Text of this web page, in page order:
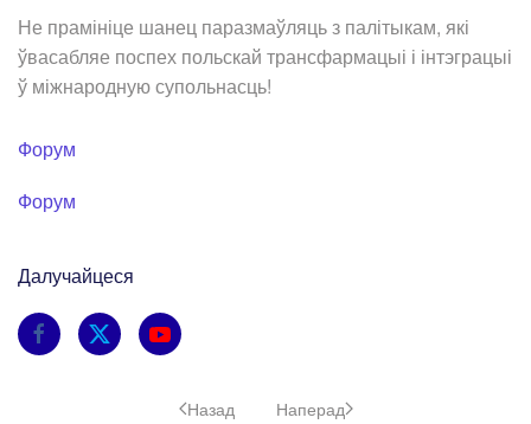
Форум
Форум
Далучайцеся
Не прамініце шанец паразмаўляць з палітыкам, які
ўвасабляе поспех польскай трансфармацыі і інтэграцыі
ў міжнародную супольнасць!
Назад Наперад